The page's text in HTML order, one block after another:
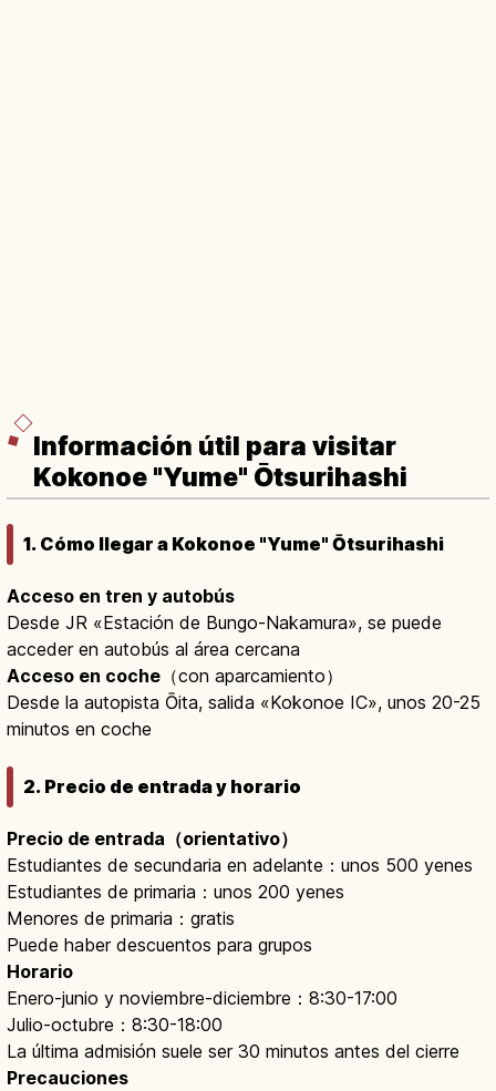
Información útil para visitar
Kokonoe "Yume" Ōtsurihashi
1. Cómo llegar a Kokonoe "Yume" Ōtsurihashi
Acceso en tren y autobús
Desde JR «Estación de Bungo-Nakamura», se puede
acceder en autobús al área cercana
Acceso en coche （con aparcamiento）
Desde la autopista Ōita, salida «Kokonoe IC», unos 20-25
minutos en coche
2. Precio de entrada y horario
Precio de entrada（orientativo）
Estudiantes de secundaria en adelante：unos 500 yenes
Estudiantes de primaria：unos 200 yenes
Menores de primaria：gratis
Puede haber descuentos para grupos
Horario
Enero-junio y noviembre-diciembre：8:30-17:00
Julio-octubre：8:30-18:00
La última admisión suele ser 30 minutos antes del cierre
Precauciones